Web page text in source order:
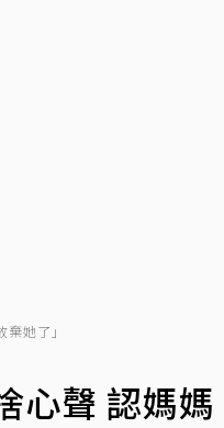
她了」
聲 認媽媽